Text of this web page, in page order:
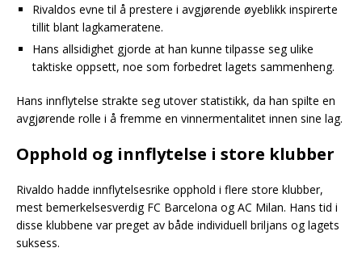
Rivaldos evne til å prestere i avgjørende øyeblikk inspirerte
tillit blant lagkameratene.
Hans allsidighet gjorde at han kunne tilpasse seg ulike
taktiske oppsett, noe som forbedret lagets sammenheng.
Hans innflytelse strakte seg utover statistikk, da han spilte en
avgjørende rolle i å fremme en vinnermentalitet innen sine lag.
Opphold og innflytelse i store klubber
Rivaldo hadde innflytelsesrike opphold i flere store klubber,
mest bemerkelsesverdig FC Barcelona og AC Milan. Hans tid i
disse klubbene var preget av både individuell briljans og lagets
suksess.